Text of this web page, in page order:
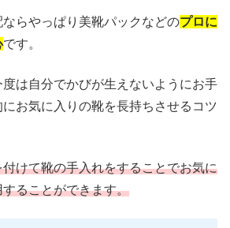
らやっぱり美靴パックなどのプロに
です。
は自分でかびが生えないようにお手
お気に入りの靴を長持ちさせるコツ
けて靴の手入れをすることでお気に
ることができます。